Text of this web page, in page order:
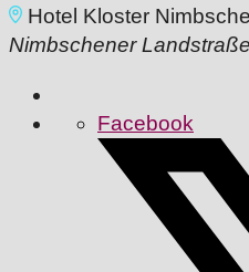
Hotel Kloster
Nimbschener
Facebook